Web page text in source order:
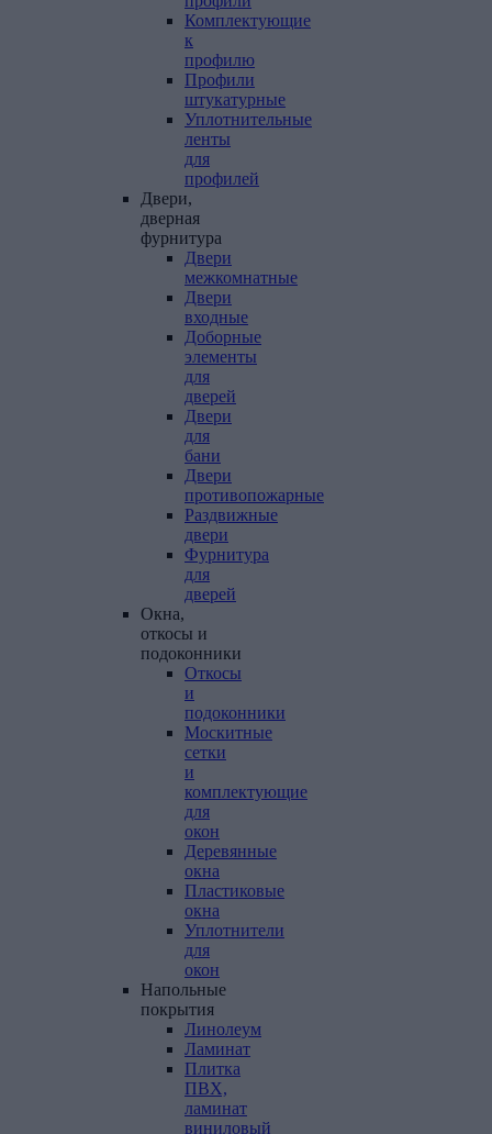
Комплектующие
к
профилю
Профили
штукатурные
Уплотнительные
ленты
для
профилей
Двери,
дверная
фурнитура
Двери
межкомнатные
Двери
входные
Доборные
элементы
для
дверей
Двери
для
бани
Двери
противопожарные
Раздвижные
двери
Фурнитура
для
дверей
Окна,
откосы и
подоконники
Откосы
и
подоконники
Москитные
сетки
и
комплектующие
для
окон
Деревянные
окна
Пластиковые
окна
Уплотнители
для
окон
Напольные
покрытия
Линолеум
Ламинат
Плитка
ПВХ,
ламинат
виниловый